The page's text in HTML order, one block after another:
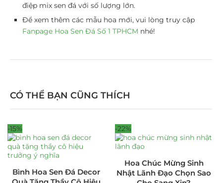
điệp mix sen đá với số lượng lớn.
Để xem thêm các mẫu hoa mới, vui lòng truy cập
Fanpage Hoa Sen Đá Số 1 TPHCM nhé!
CÓ THỂ BẠN CŨNG THÍCH
-15%
Bình Hoa Sen Đá Decor
-22%
Hoa Chúc Mừng Sinh
Nhật Lãnh Đạo Chọn Sao